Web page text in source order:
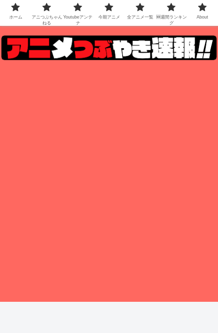
ホーム
アニつぶちゃん
ねる
Youtubeアンテ
ナ
今期アニメ 全アニメ一覧
🆕週間ランキン
グ
About